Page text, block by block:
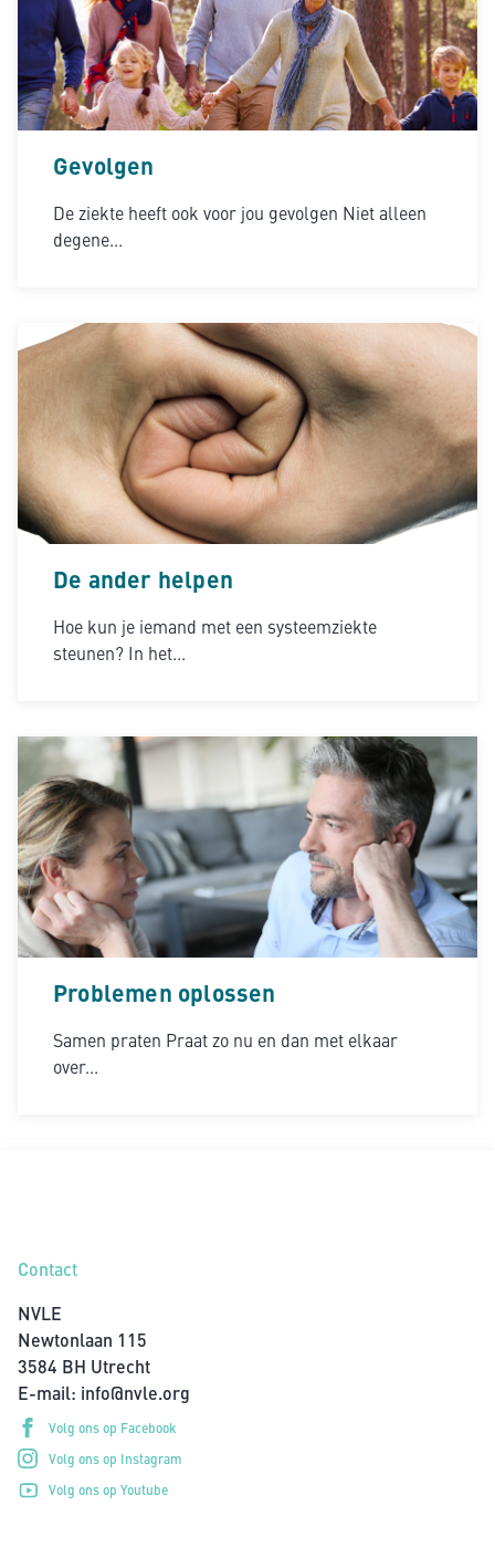
Gevolgen
De ziekte heeft ook voor jou gevolgen Niet alleen
degene...
De ander helpen
Hoe kun je iemand met een systeemziekte
steunen? In het...
Problemen oplossen
Samen praten Praat zo nu en dan met elkaar
over...
Contact
NVLE
Newtonlaan 115
3584 BH Utrecht
E-mail: info@nvle.org
Volg ons op Facebook
Volg ons op Instagram
Volg ons op Youtube